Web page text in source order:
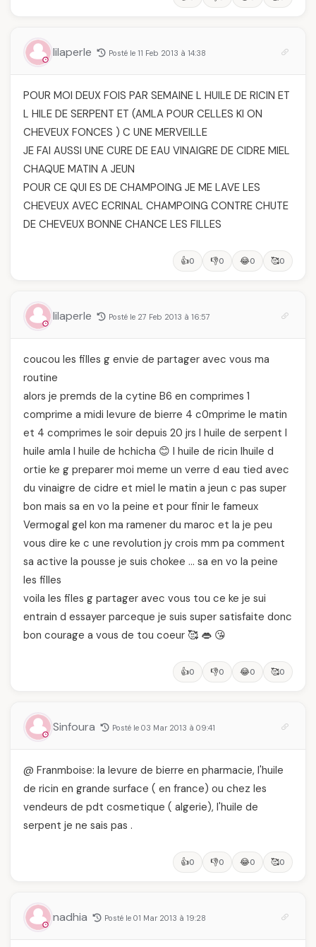
lilaperle Posté le 11 Feb 2013 à 14:38
POUR MOI DEUX FOIS PAR SEMAINE L HUILE DE RICIN ET
L HILE DE SERPENT ET (AMLA POUR CELLES KI ON
CHEVEUX FONCES ) C UNE MERVEILLE
JE FAI AUSSI UNE CURE DE EAU VINAIGRE DE CIDRE MIEL
CHAQUE MATIN A JEUN
POUR CE QUI ES DE CHAMPOING JE ME LAVE LES
CHEVEUX AVEC ECRINAL CHAMPOING CONTRE CHUTE
DE CHEVEUX BONNE CHANCE LES FILLES
👍0 👎0 😂0 🥰0
lilaperle Posté le 27 Feb 2013 à 16:57
coucou les filles g envie de partager avec vous ma
routine
alors je premds de la cytine B6 en comprimes 1
comprime a midi levure de bierre 4 c0mprime le matin
et 4 comprimes le soir depuis 20 jrs l huile de serpent l
huile amla l huile de hchicha 😊 l huile de ricin lhuile d
ortie ke g preparer moi meme un verre d eau tied avec
du vinaigre de cidre et miel le matin a jeun c pas super
bon mais sa en vo la peine et pour finir le fameux
Vermogal gel kon ma ramener du maroc et la je peu
vous dire ke c une revolution jy crois mm pa comment
sa active la pousse je suis chokee … sa en vo la peine
les filles
voila les files g partager avec vous tou ce ke je sui
entrain d essayer parceque je suis super satisfaite donc
bon courage a vous de tou coeur 🥰 👄 😘
👍0 👎0 😂0 🥰0
Sinfoura Posté le 03 Mar 2013 à 09:41
@ Franmboise: la levure de bierre en pharmacie, l'huile
de ricin en grande surface ( en france) ou chez les
vendeurs de pdt cosmetique ( algerie), l'huile de
serpent je ne sais pas .
👍0 👎0 😂0 🥰0
nadhia Posté le 01 Mar 2013 à 19:28